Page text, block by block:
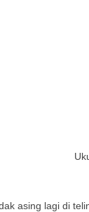
asing lagi di